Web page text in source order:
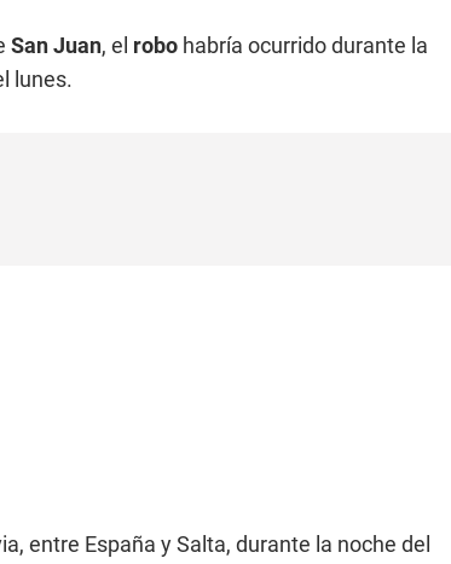
San Juan, el robo habría ocurrido durante la
lunes.
entre España y Salta, durante la noche del